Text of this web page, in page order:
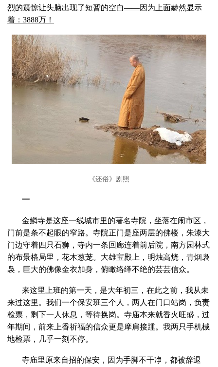
烈的震惊让头脑出现了短暂的空白——因为上面赫然显示
着：3888万！
《还俗》剧照
一
金鳞寺是这座一线城市里的著名寺院，坐落在闹市区，
门前是条不起眼的窄路。寺院正门是座两层的佛楼，朱漆大
门边守着四只石狮，寺内一条回廊连着前后院，南方园林式
的布景格局里，花木葱茏。大雄宝殿上，明烛高烧，青烟袅
袅，巨大的佛像金衣加身，俯瞰络绎不绝的芸芸信众。
来这里上班的第一天，是大年初三，在此之前，我从未
来过这里。我们一个保安班三个人，两人在门口站岗，负责
检票，剩下一人休息，等待换岗。寺庙本来就香火旺盛，过
年期间，前来上香祈福的信众更是摩肩接踵。我两只手机械
地检票，几乎一刻不停。
寺庙里原来自招的保安，因为手脚不干净，都被辞退